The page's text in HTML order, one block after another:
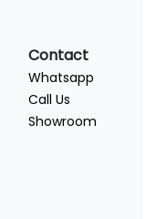
Contact
Whatsapp
Call Us
Showroom